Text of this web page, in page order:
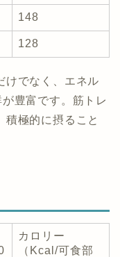
148
128
けでなく、エネル
豊富です。筋トレ
積極的に摂ること
カロリー
（Kcal/可食部